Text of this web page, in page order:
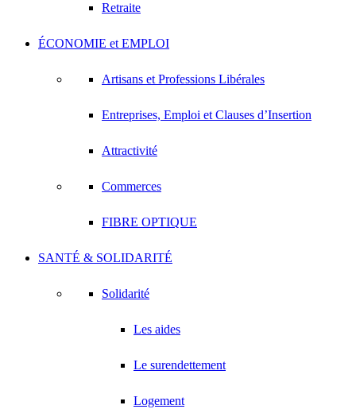
Retraite
ÉCONOMIE et EMPLOI
Artisans et Professions Libérales
Entreprises, Emploi et Clauses d’Insertion
Attractivité
Commerces
FIBRE OPTIQUE
SANTÉ & SOLIDARITÉ
Solidarité
Les aides
Le surendettement
Logement